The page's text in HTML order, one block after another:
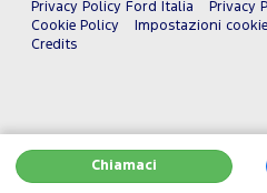
Chiamaci
Privacy Policy Ford Italia
Privacy
Cookie Policy
Impostazioni cookie
Credits